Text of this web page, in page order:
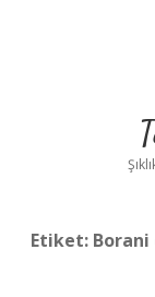
Etiket: Borani